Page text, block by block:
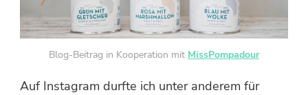
Blog-Beitrag in Kooperation mit MissPompadour
Auf Instagram durfte ich unter anderem für